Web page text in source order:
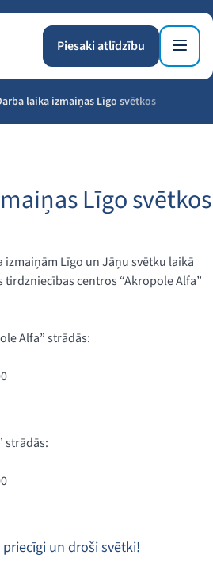
Piesaki atlīdzību
laika izmaiņas Līgo svētkos
Līgo svētkos
Līgo un Jāņu svētku laikā
tirdzniecības centros “Akropole Alfa”
Alfa” strādās:
strādās:
un droši svētki!